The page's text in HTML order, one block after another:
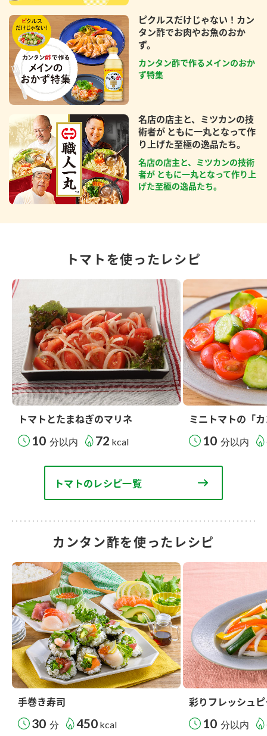
ピクルスだけじゃない！カン
タン酢でお肉やお魚のおか
ず。
カンタン酢で作るメインのおか
ず特集
名店の店主と、ミツカンの技
術者が ともに一丸となって作
り上げた至極の逸品たち。
名店の店主と、ミツカンの技術
者が ともに一丸となって作り上
げた至極の逸品たち。
トマトを使ったレシピ
トマトとたまねぎのマリネ
10 分以内 72 kcal
ミニトマトの「
10 分以内
トマトのレシピ一覧
カンタン酢を使ったレシピ
手巻き寿司
30 分 450 kcal
彩りフレッシュ
10 分以内